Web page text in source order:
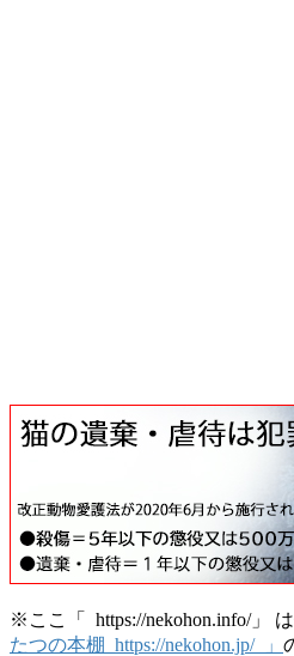
※ここ「 https://nekohon.info/」
たつの本棚 https://nekohon.jp/ 」